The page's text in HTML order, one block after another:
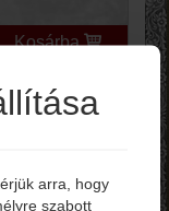
Kosárba
Button
arra, hogy
szabott